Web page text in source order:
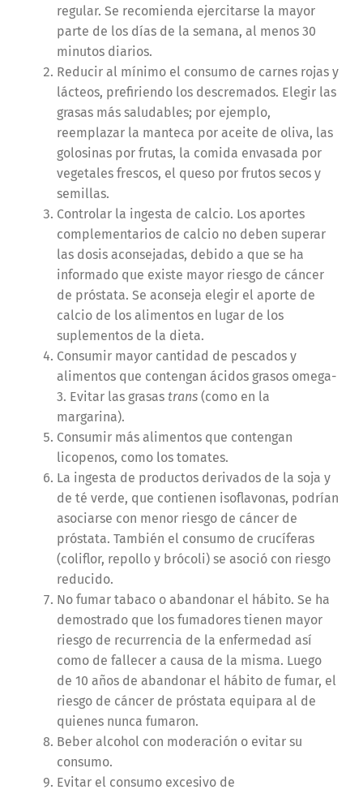
regular. Se recomienda ejercitarse la mayor
parte de los días de la semana, al menos 30
minutos diarios.
Reducir al mínimo el consumo de carnes rojas y
lácteos, prefiriendo los descremados. Elegir las
grasas más saludables; por ejemplo,
reemplazar la manteca por aceite de oliva, las
golosinas por frutas, la comida envasada por
vegetales frescos, el queso por frutos secos y
semillas.
Controlar la ingesta de calcio. Los aportes
complementarios de calcio no deben superar
las dosis aconsejadas, debido a que se ha
informado que existe mayor riesgo de cáncer
de próstata. Se aconseja elegir el aporte de
calcio de los alimentos en lugar de los
suplementos de la dieta.
Consumir mayor cantidad de pescados y
alimentos que contengan ácidos grasos omega-
3. Evitar las grasas trans(como en la
margarina).
Consumir más alimentos que contengan
licopenos, como los tomates.
La ingesta de productos derivados de la soja y
de té verde, que contienen isoflavonas, podrían
asociarse con menor riesgo de cáncer de
próstata. También el consumo de crucíferas
(coliflor, repollo y brócoli) se asoció con riesgo
reducido.
No fumar tabaco o abandonar el hábito. Se ha
demostrado que los fumadores tienen mayor
riesgo de recurrencia de la enfermedad así
como de fallecer a causa de la misma. Luego
de 10 años de abandonar el hábito de fumar, el
riesgo de cáncer de próstata equipara al de
quienes nunca fumaron.
Beber alcohol con moderación o evitar su
consumo.
Evitar el consumo excesivo de